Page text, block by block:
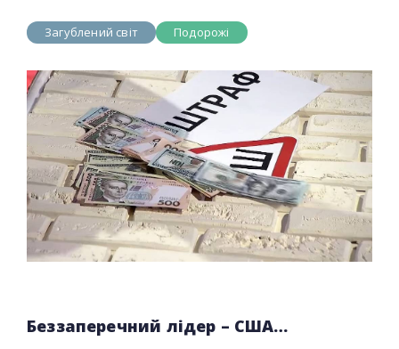
Загублений світ Подорожі
Беззаперечний лідер – США…